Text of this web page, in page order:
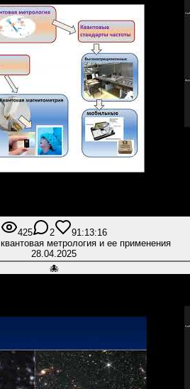
425 2 91:13:16
метрология и ее применения
28.04.2025
🐙